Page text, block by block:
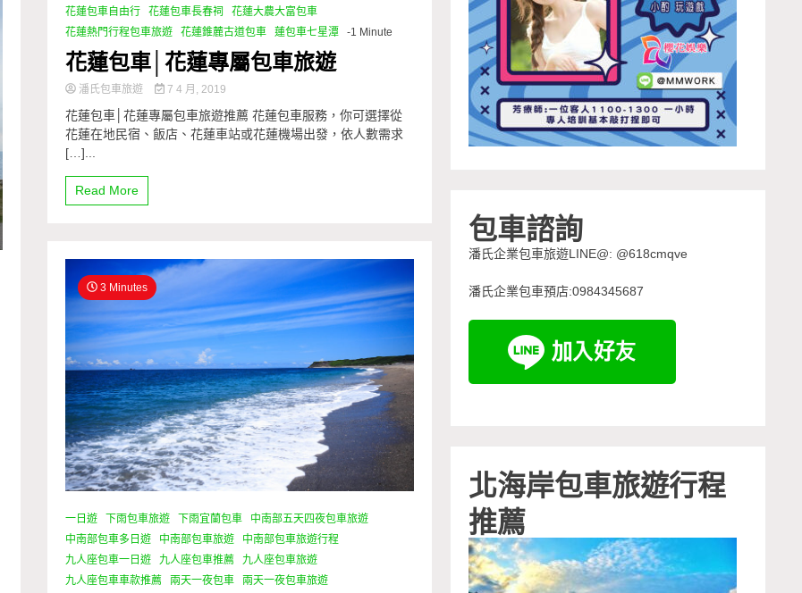
花蓮包車自由行
花蓮包車長春祠
花蓮大農大富包車
花蓮熱門行程包車旅遊
花蓮錐麓古道包車 蓮包車七星潭 -1 Minute
花蓮包車│花蓮專屬包車旅遊
潘氏包車旅遊 7 4 月, 2019
花蓮包車│花蓮專屬包車旅遊推薦 花蓮包車服務，你可選擇從
花蓮在地民宿、飯店、花蓮車站或花蓮機場出發，依人數需求
[…]...
Read More
3 Minutes
一日遊 下雨包車旅遊 下雨宜蘭包車
中南部五天四夜包車旅遊
中南部包車多日遊
中南部包車旅遊
中南部包車旅遊行程
九人座包車一日遊
九人座包車推薦
九人座包車旅遊
九人座包車車款推薦
兩天一夜包車
兩天一夜包車旅遊
包車諮詢
潘氏企業包車旅遊LINE@: @618cmqve
潘氏企業包車預店:0984345687
北海岸包車旅遊行程
推薦